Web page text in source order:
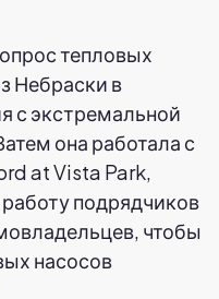
тепловых
Небраски в
с экстремальной
она работала с
at Vista Park,
подрядчиков
чтобы
насосов